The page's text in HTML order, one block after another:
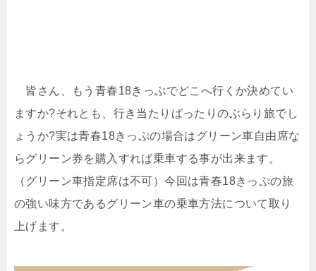
皆さん、もう青春18きっぷでどこへ行くか決めてい
ますか?それとも、行き当たりばったりのぶらり旅でし
ょうか?実は青春18きっぷの場合はグリーン車自由席な
らグリーン券を購入すれば乗車する事が出来ます。
（グリーン車指定席は不可）今回は青春18きっぷの旅
の強い味方であるグリーン車の乗車方法について取り
上げます。